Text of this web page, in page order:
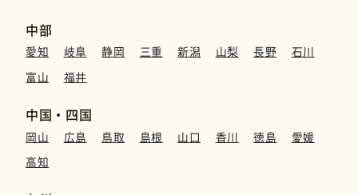
中部
愛知 岐阜 静岡 三重 新潟 山梨 長野
石川
富山
福井
中国・四国
岡山 広島 鳥取 島根 山口 香川 徳島
愛媛
高知